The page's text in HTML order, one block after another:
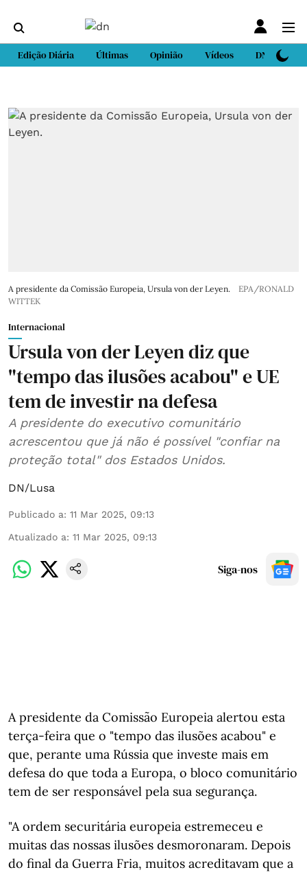
Edição Diária Últimas Opinião Vídeos DN Sport
A presidente da Comissão Europeia, Ursula von der Leyen.
EPA/RONALD
WITTEK
Internacional
Ursula von der Leyen diz que
"tempo das ilusões acabou" e UE
tem de investir na defesa
A presidente do executivo comunitário
acrescentou que já não é possível "confiar na
proteção total" dos Estados Unidos.
DN/Lusa
Publicado a: 11 Mar 2025, 09:13
Atualizado a: 11 Mar 2025, 09:13
Siga-nos
A presidente da Comissão Europeia alertou esta
terça-feira que o "tempo das ilusões acabou" e
que, perante uma Rússia que investe mais em
defesa do que toda a Europa, o bloco comunitário
tem de ser responsável pela sua segurança.
"A ordem securitária europeia estremeceu e
muitas das nossas ilusões desmoronaram. Depois
do final da Guerra Fria, muitos acreditavam que a